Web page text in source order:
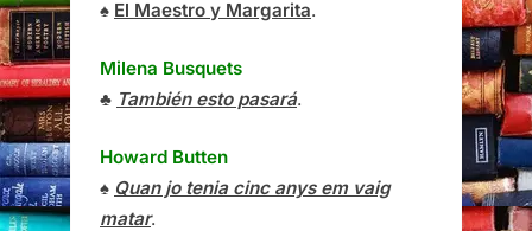
♠ El Maestro y Margarita.
Milena Busquets
♣ También esto pasará.
Howard Butten
♠ Quan jo tenia cinc anys em vaig
matar.